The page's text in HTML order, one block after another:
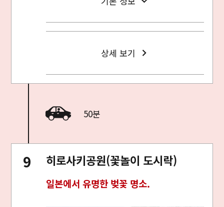
상세 보기
50분
히로사키공원(꽃놀이 도시락)
일본에서 유명한 벚꽃 명소.